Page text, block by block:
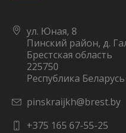
ул. Юная, 8
Пинский район, д.
Брестская область
225750
Республика Беларусь
pinskraijkh@brest.by
+375 165 67-55-25